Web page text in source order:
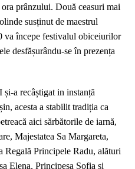
prânzului. Două ceasuri mai
susținut de maestrul
va începe festivalul obiceiurilor
desfășurându-se în prezența
a recâștigat in instanță
, acesta a stabilit tradiția ca
aici sărbătorile de iarnă,
Majestatea Sa Margareta,
Regală Principele Radu, alături
Elena, Principesa Sofia și